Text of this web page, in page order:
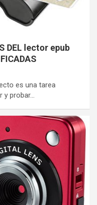
DEL lector epub
es una tarea
y probar…